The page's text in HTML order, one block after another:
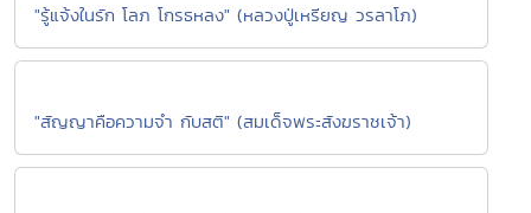
"รู้แจ้งในรัก โลภ โกรธหลง" (หลวงปู่เหรียญ วรลาโภ)
"สัญญาคือความจำ กับสติ" (สมเด็จพระสังฆราชเจ้า)